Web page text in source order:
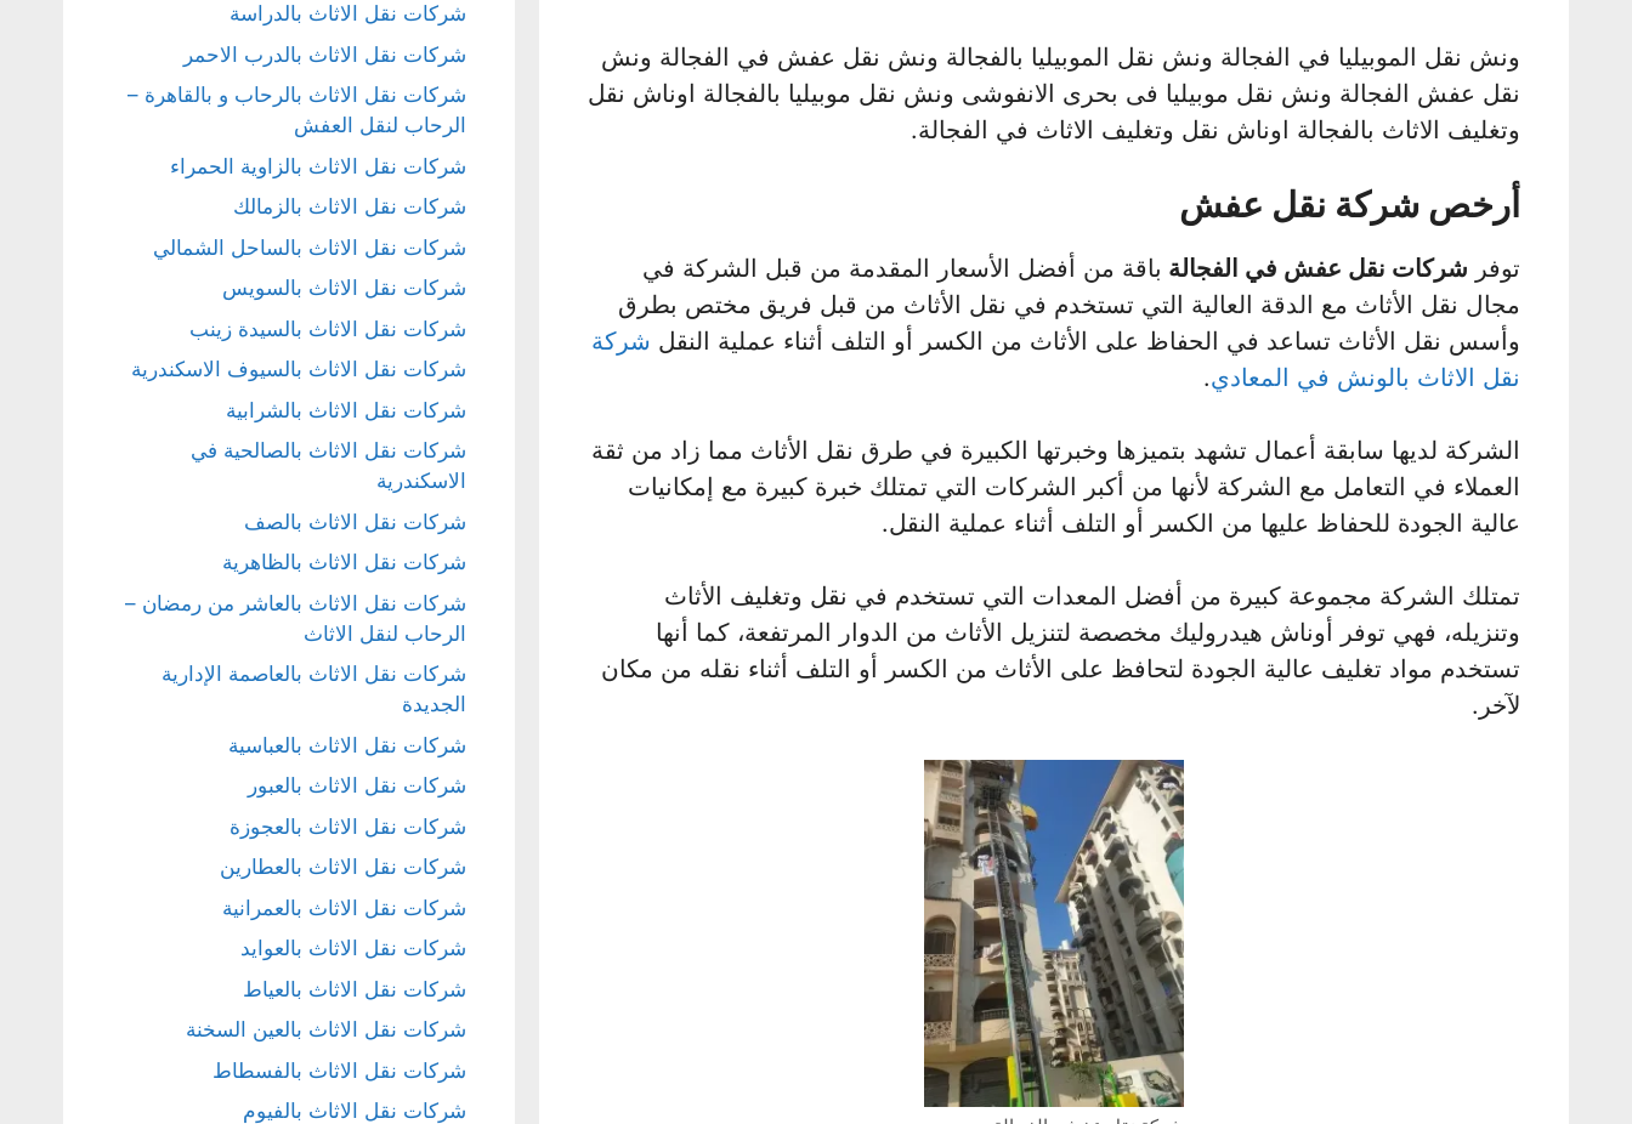
ونش نقل الموبيليا في الفجالة ونش نقل الموبيليا بالفجالة ونش نقل عفش في الفجالة ونش
نقل عفش الفجالة ونش نقل موبيليا فى بحرى الانفوشى ونش نقل موبيليا بالفجالة اوناش نقل
وتغليف الاثاث بالفجالة اوناش نقل وتغليف الاثاث في الفجالة.
أرخص شركة نقل عفش
توفر شركات نقل عفش في الفجالة باقة من أفضل الأسعار المقدمة من قبل الشركة في
مجال نقل الأثاث مع الدقة العالية التي تستخدم في نقل الأثاث من قبل فريق مختص بطرق
وأسس نقل الأثاث تساعد في الحفاظ على الأثاث من الكسر أو التلف أثناء عملية النقل شركة
نقل الاثاث بالونش في المعادي.
الشركة لديها سابقة أعمال تشهد بتميزها وخبرتها الكبيرة في طرق نقل الأثاث مما زاد من ثقة
العملاء في التعامل مع الشركة لأنها من أكبر الشركات التي تمتلك خبرة كبيرة مع إمكانيات
عالية الجودة للحفاظ عليها من الكسر أو التلف أثناء عملية النقل.
تمتلك الشركة مجموعة كبيرة من أفضل المعدات التي تستخدم في نقل وتغليف الأثاث
وتنزيله، فهي توفر أوناش هيدروليك مخصصة لتنزيل الأثاث من الدوار المرتفعة، كما أنها
تستخدم مواد تغليف عالية الجودة لتحافظ على الأثاث من الكسر أو التلف أثناء نقله من مكان
لآخر.
شركات نقل الاثاث بالدراسة
شركات نقل الاثاث بالدرب الاحمر
شركات نقل الاثاث بالرحاب و بالقاهرة –
الرحاب لنقل العفش
شركات نقل الاثاث بالزاوية الحمراء
شركات نقل الاثاث بالزمالك
شركات نقل الاثاث بالساحل الشمالي
شركات نقل الاثاث بالسويس
شركات نقل الاثاث بالسيدة زينب
شركات نقل الاثاث بالسيوف الاسكندرية
شركات نقل الاثاث بالشرابية
شركات نقل الاثاث بالصالحية في
الاسكندرية
شركات نقل الاثاث بالصف
شركات نقل الاثاث بالظاهرية
شركات نقل الاثاث بالعاشر من رمضان –
الرحاب لنقل الاثاث
شركات نقل الاثاث بالعاصمة الإدارية
الجديدة
شركات نقل الاثاث بالعباسية
شركات نقل الاثاث بالعبور
شركات نقل الاثاث بالعجوزة
شركات نقل الاثاث بالعطارين
شركات نقل الاثاث بالعمرانية
شركات نقل الاثاث بالعوايد
شركات نقل الاثاث بالعياط
شركات نقل الاثاث بالعين السخنة
شركات نقل الاثاث بالفسطاط
شركات نقل الاثاث بالفيوم